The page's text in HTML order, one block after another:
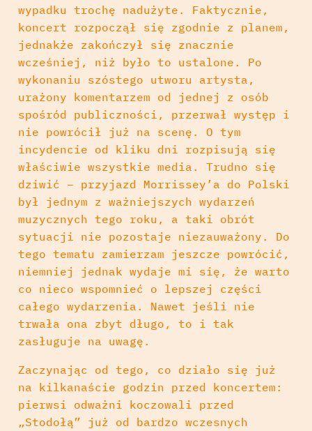
wypadku trochę nadużyte. Faktycznie,
koncert rozpoczął się zgodnie z planem,
jednakże zakończył się znacznie
wcześniej, niż było to ustalone. Po
wykonaniu szóstego utworu artysta,
urażony komentarzem od jednej z osób
spośród publiczności, przerwał występ i
nie powrócił już na scenę. O tym
incydencie od kliku dni rozpisują się
właściwie wszystkie media. Trudno się
dziwić – przyjazd Morrissey’a do Polski
był jednym z ważniejszych wydarzeń
muzycznych tego roku, a taki obrót
sytuacji nie pozostaje niezauważony. Do
tego tematu zamierzam jeszcze powrócić,
niemniej jednak wydaje mi się, że warto
co nieco wspomnieć o lepszej części
całego wydarzenia. Nawet jeśli nie
trwała ona zbyt długo, to i tak
zasługuje na uwagę.
Zaczynając od tego, co działo się już
na kilkanaście godzin przed koncertem:
pierwsi odważni koczowali przed
„Stodołą” już od bardzo wczesnych